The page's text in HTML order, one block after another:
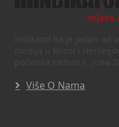
Više O Nama